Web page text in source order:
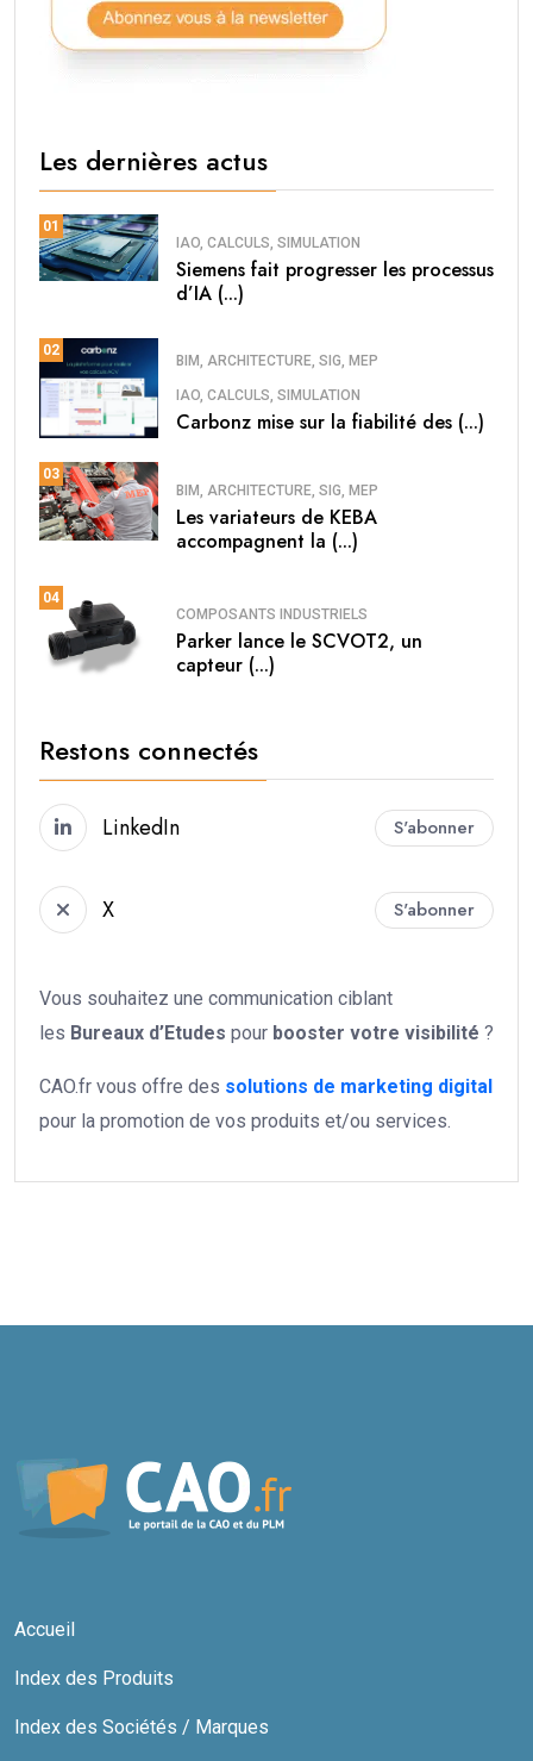
Les dernières actus
01
IAO, CALCULS, SIMULATION
Siemens fait progresser les processus
d’IA (...)
02
BIM, ARCHITECTURE, SIG, MEP
IAO, CALCULS, SIMULATION
Carbonz mise sur la fiabilité des (...)
03
BIM, ARCHITECTURE, SIG, MEP
Les variateurs de KEBA
accompagnent la (...)
04
COMPOSANTS INDUSTRIELS
Parker lance le SCVOT2, un
capteur (...)
Restons connectés
LinkedIn S'abonner
X S'abonner
Vous souhaitez une communication ciblant
les Bureaux d’Etudes pour booster votre visibilité ?
CAO.fr vous offre des solutions de marketing digital
pour la promotion de vos produits et/ou services.
Accueil
Index des Produits
Index des Sociétés / Marques